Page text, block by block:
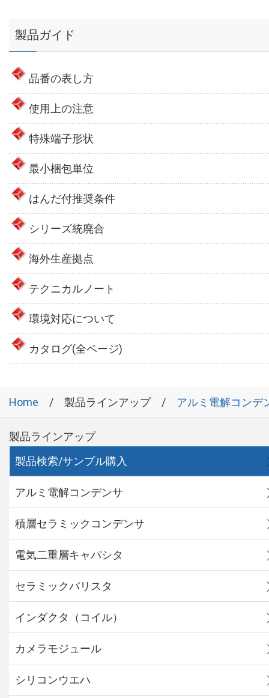
製品ガイド
品番の表し方
使用上の注意
特殊端子形状
最小梱包単位
はんだ付推奨条件
シリーズ統廃合
海外生産拠点
テクニカルノート
環境対応について
カタログ(全ページ)
Home 製品ラインアップ アルミ電解コンデ
製品ラインアップ
製品検索/サンプル購入
アルミ電解コンデンサ
積層セラミックコンデンサ
電気二重層キャパシタ
セラミックバリスタ
インダクタ（コイル）
カメラモジュール
シリコンウエハ